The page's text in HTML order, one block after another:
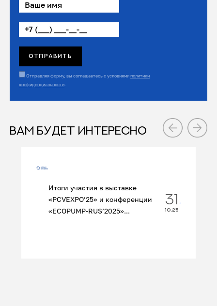
Отправляя форму, вы соглашаетесь с условиямиполитики
конфиденциальности.
ВАМ БУДЕТ ИНТЕРЕСНО
Итоги участия в выставке
«PCVEXPO’25» и конференции
«ECOPUMP‑RUS’2025»...
31
10.25